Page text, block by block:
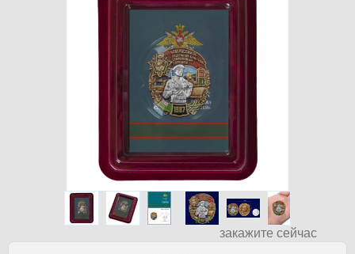
закажите сейчас